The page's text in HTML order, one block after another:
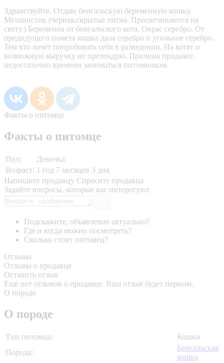
Здравствуйте. Отдаю бенгальскую беременную кошку.
Меланистик (черная,скрытые пятна. Просвечиваются на
свету.) Беременна от бенгальского кота. Окрас серебро. От
предидущего помета кошка дала серебро и угольное серебро.
Тем кто хочет попробовать себя в разведении. На котят и
возможную выручку не претендую. Причина продажи:
недостаточно времени заниматься питомником.
Факты о питомце
Факты о питомце
Пол:
Девочка
Возраст: 1 год 7 месяцев 3 дня
Напишите продавцу Спросите продавца
Задайте вопросы, которые вас интересуют
Подскажите, объявление актуально?
Где и когда можно посмотреть?
Сколько стоит питомец?
Отзывы
Отзывы о продавце
Оставить отзыв
Еще нет отзывов о продавце. Ваш отзыв будет первым.
О породе
О породе
Тип питомца:
Кошки
Порода:
Бенгальская
кошка